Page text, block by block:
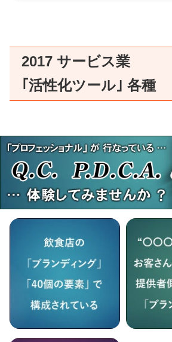
2017 サービス業
｢活性化ツール｣ 各種